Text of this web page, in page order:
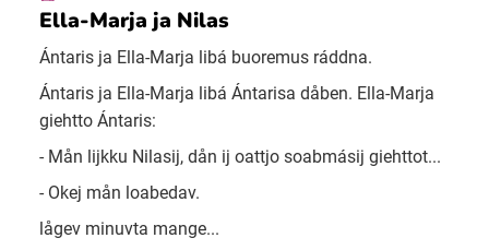
Ella-Marja ja Nilas
Ántaris ja Ella-Marja libá buoremus ráddna.
Ántaris ja Ella-Marja libá Ántarisa dåben. Ella-Marja
giehtto Ántaris:
- Mån lijkku Nilasij, dån ij oattjo soabmásij giehttot...
- Okej mån loabedav.
lågev minuvta mange...